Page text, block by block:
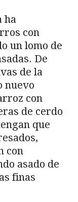
ha
con
un lomo de
De
de la
nuevo
con
de cerdo
que
con
asado de
finas